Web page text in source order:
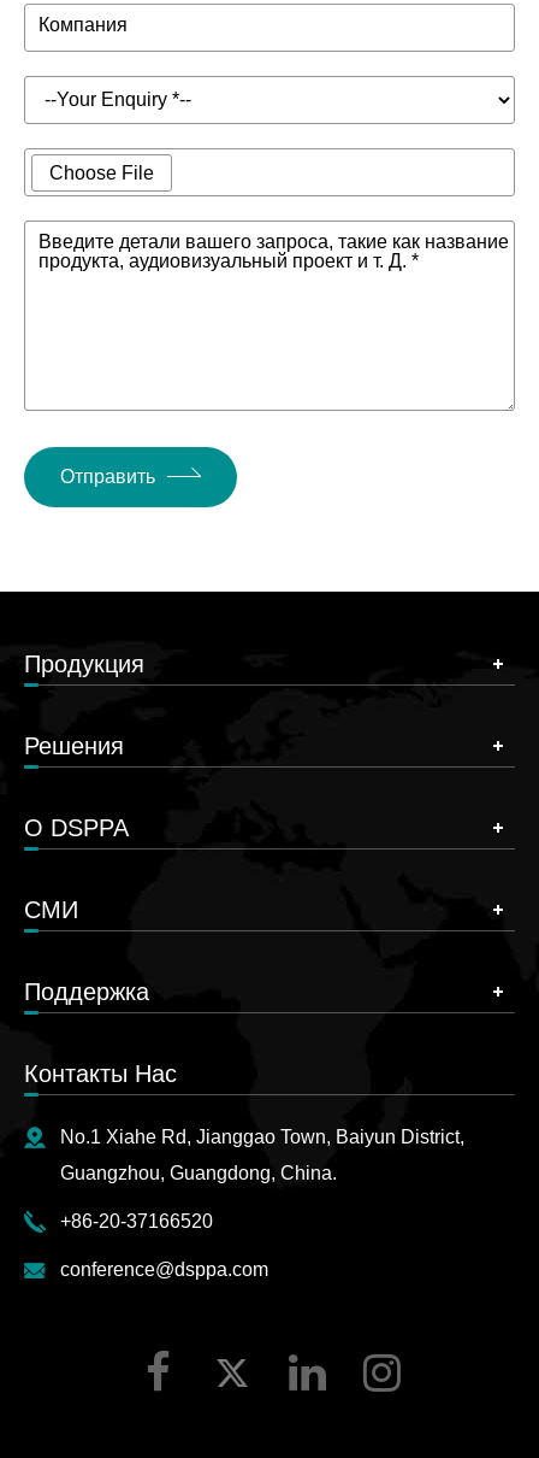
Компания
Choose File
Введите детали вашего запроса, такие как название
продукта, аудиовизуальный проект и т. Д. *
Отправить
Продукция
Решения
О DSPPA
СМИ
Поддержка
Контакты Нас
No.1 Xiahe Rd, Jianggao Town, Baiyun District,
Guangzhou, Guangdong, China.
+86-20-37166520
conference@dsppa.com